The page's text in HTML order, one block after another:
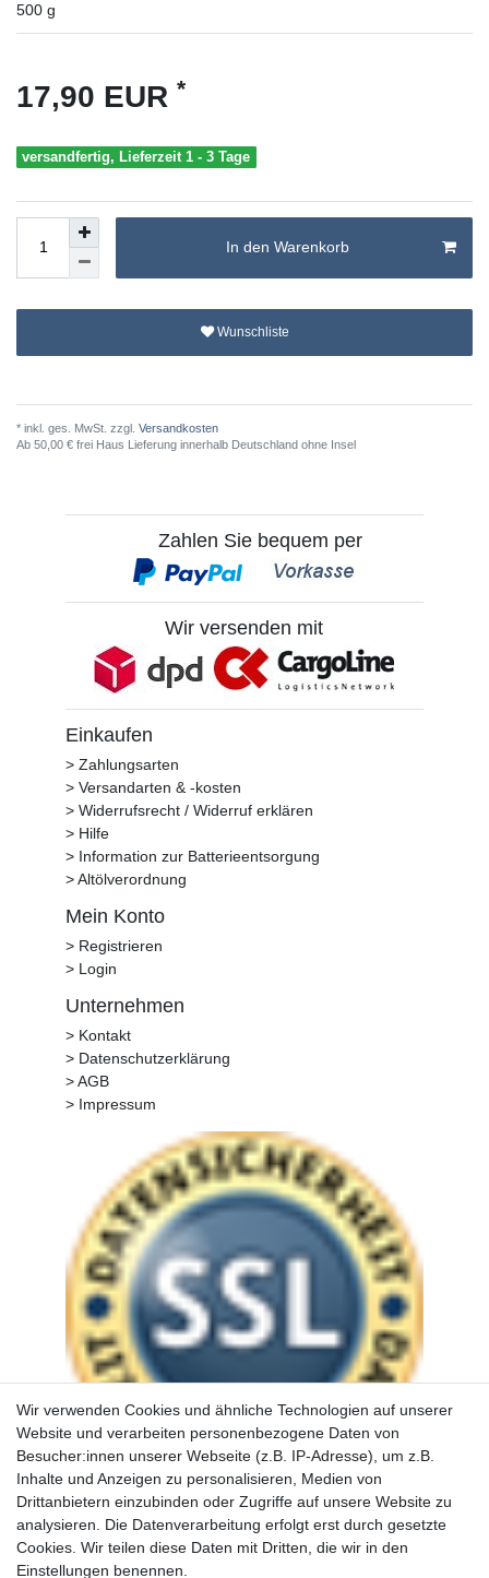
500 g
17,90 EUR *
versandfertig, Lieferzeit 1 - 3 Tage
In den Warenkorb
Wunschliste
* inkl. ges. MwSt. zzgl. Versandkosten
Ab 50,00 € frei Haus Lieferung innerhalb Deutschland ohne Insel
Zahlen Sie bequem per
Wir versenden mit
Einkaufen
> Zahlungsarten
> Versandarten & -kosten
> Widerrufsrecht / Widerruf erklären
> Hilfe
> Information zur Batterieentsorgung
> Altölverordnung
Mein Konto
> Registrieren
> Login
Unternehmen
> Kontakt
> Datenschutzerklärung
> AGB
> Impressum
Wir verwenden Cookies und ähnliche Technologien auf unserer
Website und verarbeiten personenbezogene Daten von
Besucher:innen unserer Webseite (z.B. IP-Adresse), um z.B.
Inhalte und Anzeigen zu personalisieren, Medien von
Drittanbietern einzubinden oder Zugriffe auf unsere Website zu
analysieren. Die Datenverarbeitung erfolgt erst durch gesetzte
Cookies. Wir teilen diese Daten mit Dritten, die wir in den
Einstellungen benennen.